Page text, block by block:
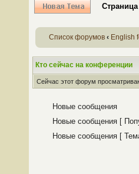
Страница
Список форумов ‹ English
Кто сейчас на конференции
Сейчас этот форум
Новые сообщения
Новые сообщения [
Новые сообщения [